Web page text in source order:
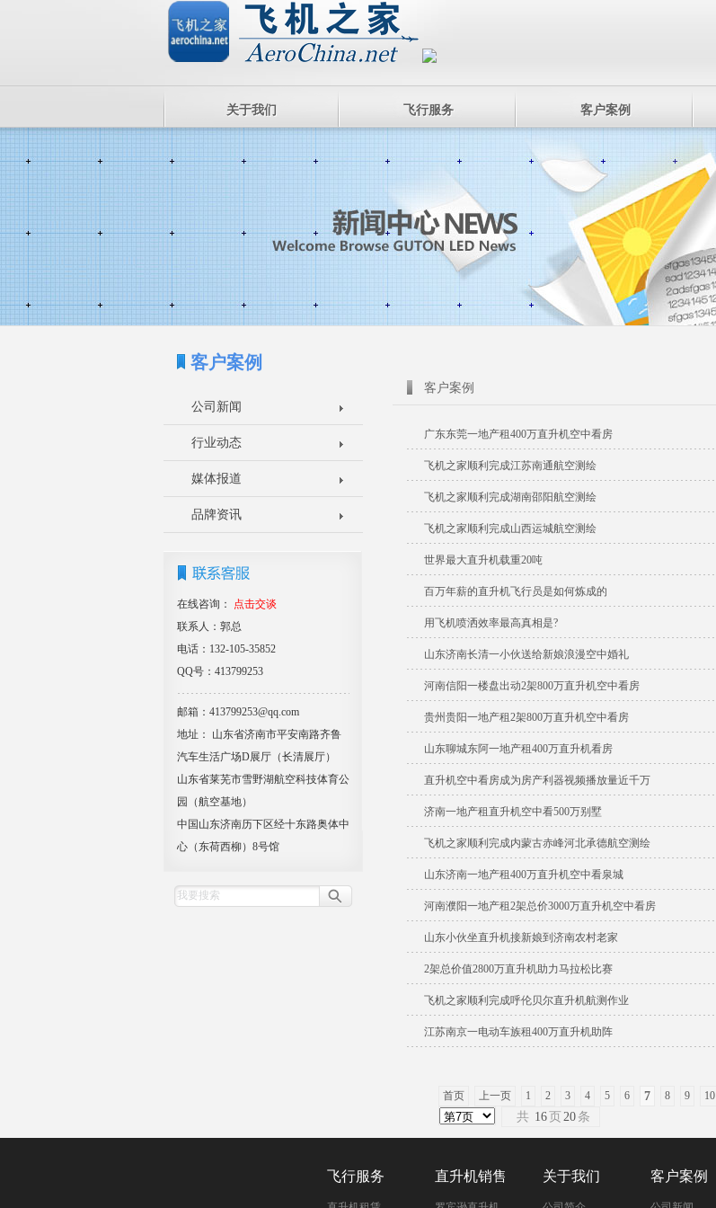
关于我们 飞行服务 客户案例
客户案例
公司新闻
行业动态
媒体报道
品牌资讯
在线咨询：
点击交谈
联系人：郭总
电话：132-105-35852
QQ号：413799253
邮箱：413799253@qq.com
地址： 山东省济南市平安南路齐鲁
汽车生活广场D展厅（长清展厅）
山东省莱芜市雪野湖航空科技体育公
园（航空基地）
中国山东济南历下区经十东路奥体中
心（东荷西柳）8号馆
客户案例
广东东莞一地产租400万直升机空中看房
飞机之家顺利完成江苏南通航空测绘
飞机之家顺利完成湖南邵阳航空测绘
飞机之家顺利完成山西运城航空测绘
世界最大直升机载重20吨
百万年薪的直升机飞行员是如何炼成的
用飞机喷洒效率最高真相是?
山东济南长清一小伙送给新娘浪漫空中婚礼
河南信阳一楼盘出动2架800万直升机空中看房
贵州贵阳一地产租2架800万直升机空中看房
山东聊城东阿一地产租400万直升机看房
直升机空中看房成为房产利器视频播放量近千万
济南一地产租直升机空中看500万别墅
飞机之家顺利完成内蒙古赤峰河北承德航空测绘
山东济南一地产租400万直升机空中看泉城
河南濮阳一地产租2架总价3000万直升机空中看房
山东小伙坐直升机接新娘到济南农村老家
2架总价值2800万直升机助力马拉松比赛
飞机之家顺利完成呼伦贝尔直升机航测作业
江苏南京一电动车族租400万直升机助阵
首页 上一页 1 2 3 4 5 6 7 8 9 10
共 16 页 20 条
飞行服务 直升机销售 关于我们 客户案例